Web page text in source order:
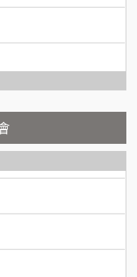
50萬~75萬
100萬~300萬
新竹市
台北市
200萬~300萬
說明會
中市)